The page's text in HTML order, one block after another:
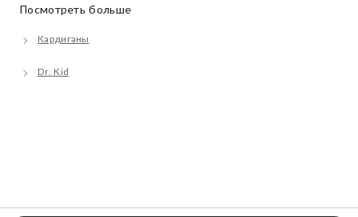
Посмотреть больше
Кардиганы
Dr. Kid